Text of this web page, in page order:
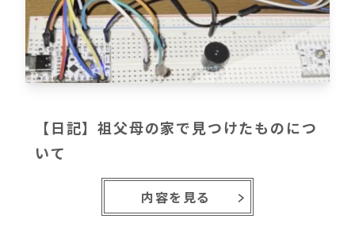
【日記】祖父母の家で見つけたものにつ
いて
内容を見る